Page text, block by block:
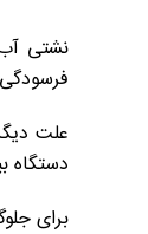
نشتی
علت
دستگاه
برای